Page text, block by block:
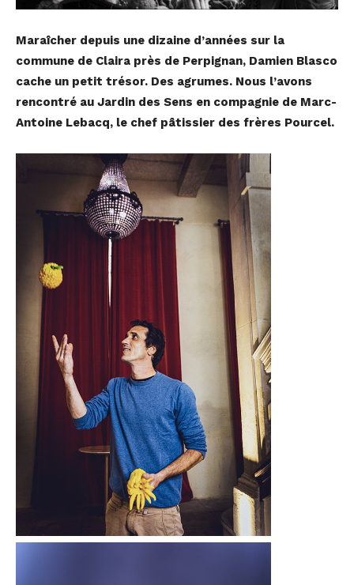
Maraîcher depuis une dizaine d’années sur la
commune de Claira près de Perpignan, Damien Blasco
cache un petit trésor. Des agrumes. Nous l’avons
rencontré au Jardin des Sens en compagnie de Marc-
Antoine Lebacq, le chef pâtissier des frères Pourcel.